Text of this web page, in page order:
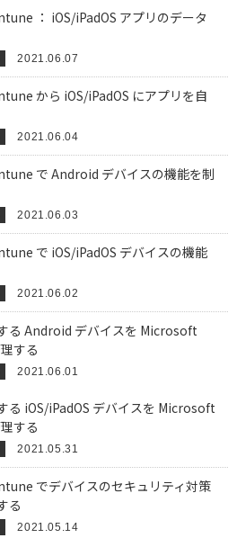
： iOS/iPadOS アプリのデータ
2021.06.07
から iOS/iPadOS にアプリを自
2021.06.04
で Android デバイスの機能を制
2021.06.03
で iOS/iPadOS デバイスの機能
2021.06.02
る Android デバイスを Microsoft
する
2021.06.01
る iOS/iPadOS デバイスを Microsoft
する
2021.05.31
でデバイスのセキュリティ対策
る
2021.05.14